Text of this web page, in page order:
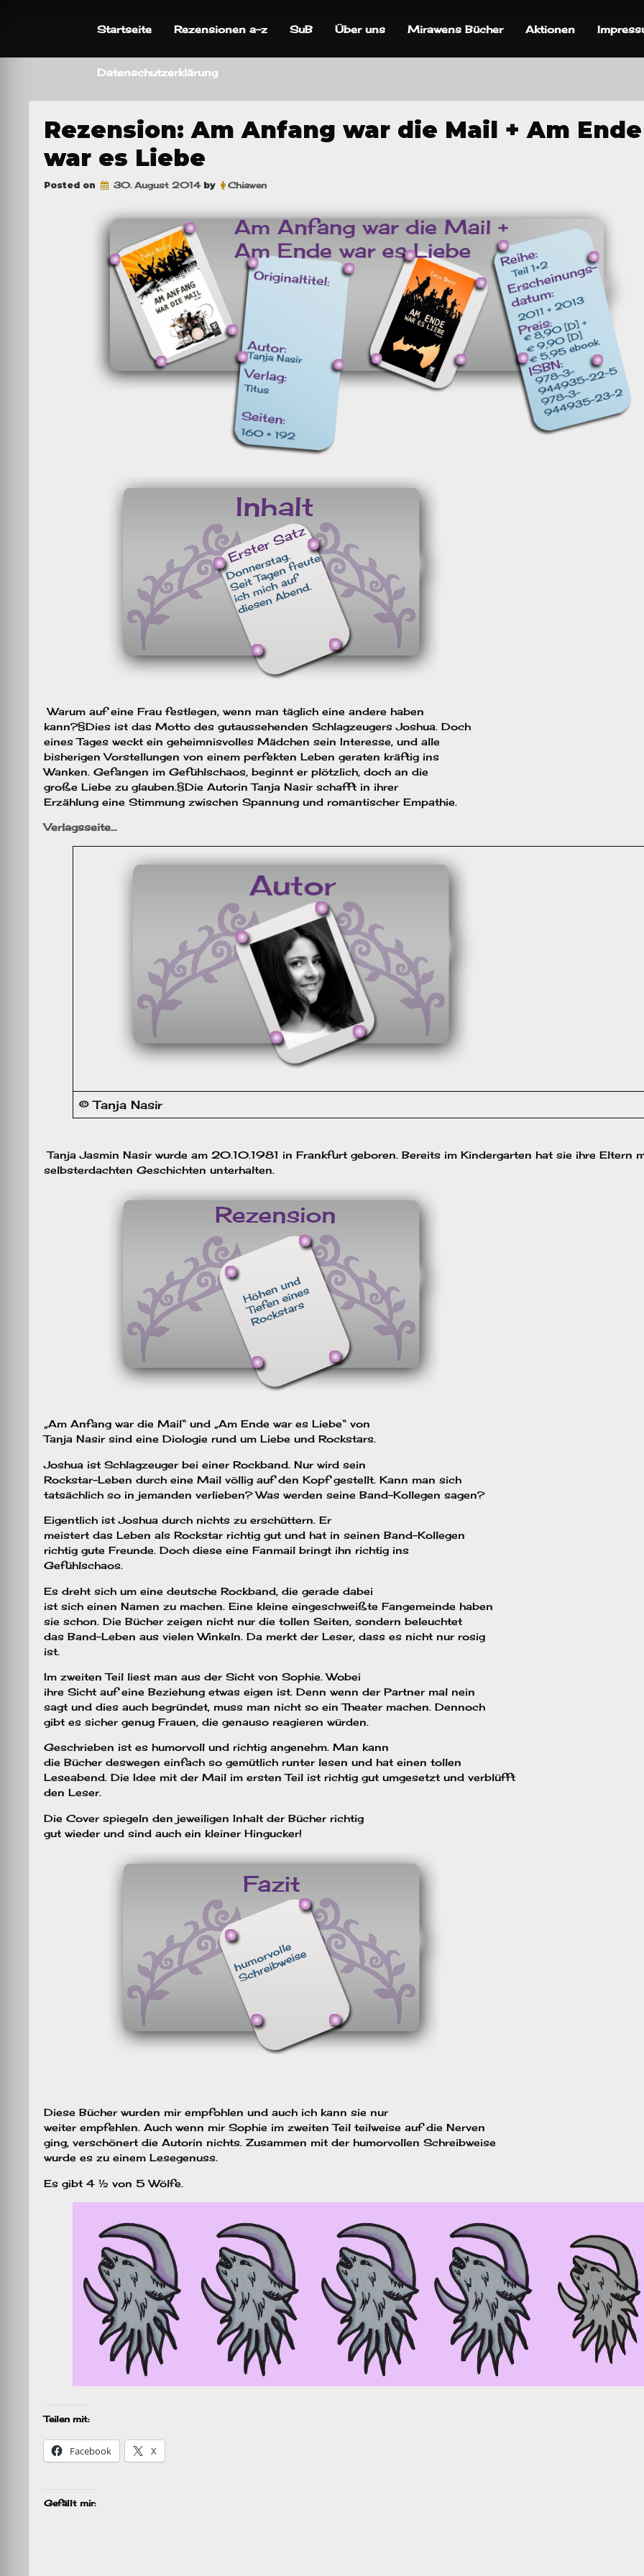
Startseite Rezensionen a-z SuB Über uns Mirawens Bücher Aktionen
Datenschutzerklärung
Rezension: Am Anfang war die Mail + Am Ende
war es Liebe
Posted on 30. August 2014by Chiawen
Warum auf eine Frau festlegen, wenn man täglich eine andere haben
kann?§Dies ist das Motto des gutaussehenden Schlagzeugers Joshua. Doch
eines Tages weckt ein geheimnisvolles Mädchen sein Interesse, und alle
bisherigen Vorstellungen von einem perfekten Leben geraten kräftig ins
Wanken. Gefangen im Gefühlschaos, beginnt er plötzlich, doch an die
große Liebe zu glauben.§Die Autorin Tanja Nasir schafft in ihrer
Erzählung eine Stimmung zwischen Spannung und romantischer Empathie.
Verlagsseite…
© Tanja Nasir
Tanja Jasmin Nasir wurde am 20.10.1981 in Frankfurt geboren. Bereits im Kindergarten hat sie ihre Eltern
selbsterdachten Geschichten unterhalten.
„Am Anfang war die Mail“ und „Am Ende war es Liebe“ von
Tanja Nasir sind eine Diologie rund um Liebe und Rockstars.
Joshua ist Schlagzeuger bei einer Rockband. Nur wird sein
Rockstar-Leben durch eine Mail völlig auf den Kopf gestellt. Kann man sich
tatsächlich so in jemanden verlieben? Was werden seine Band-Kollegen sagen?
Eigentlich ist Joshua durch nichts zu erschüttern. Er
meistert das Leben als Rockstar richtig gut und hat in seinen Band-Kollegen
richtig gute Freunde. Doch diese eine Fanmail bringt ihn richtig ins
Gefühlschaos.
Es dreht sich um eine deutsche Rockband, die gerade dabei
ist sich einen Namen zu machen. Eine kleine eingeschweißte Fangemeinde haben
sie schon. Die Bücher zeigen nicht nur die tollen Seiten, sondern beleuchtet
das Band-Leben aus vielen Winkeln. Da merkt der Leser, dass es nicht nur rosig
ist.
Im zweiten Teil liest man aus der Sicht von Sophie. Wobei
ihre Sicht auf eine Beziehung etwas eigen ist. Denn wenn der Partner mal nein
sagt und dies auch begründet, muss man nicht so ein Theater machen. Dennoch
gibt es sicher genug Frauen, die genauso reagieren würden.
Geschrieben ist es humorvoll und richtig angenehm. Man kann
die Bücher deswegen einfach so gemütlich runter lesen und hat einen tollen
Leseabend. Die Idee mit der Mail im ersten Teil ist richtig gut umgesetzt und verblüfft
den Leser.
Die Cover spiegeln den jeweiligen Inhalt der Bücher richtig
gut wieder und sind auch ein kleiner Hingucker!
Diese Bücher wurden mir empfohlen und auch ich kann sie nur
weiter empfehlen. Auch wenn mir Sophie im zweiten Teil teilweise auf die Nerven
ging, verschönert die Autorin nichts. Zusammen mit der humorvollen Schreibweise
wurde es zu einem Lesegenuss.
Es gibt 4 ½ von 5 Wölfe.
Teilen mit:
Facebook X
Gefällt mir: